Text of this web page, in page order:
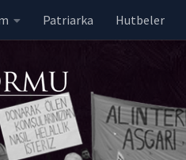
Patriarka Hutbeler